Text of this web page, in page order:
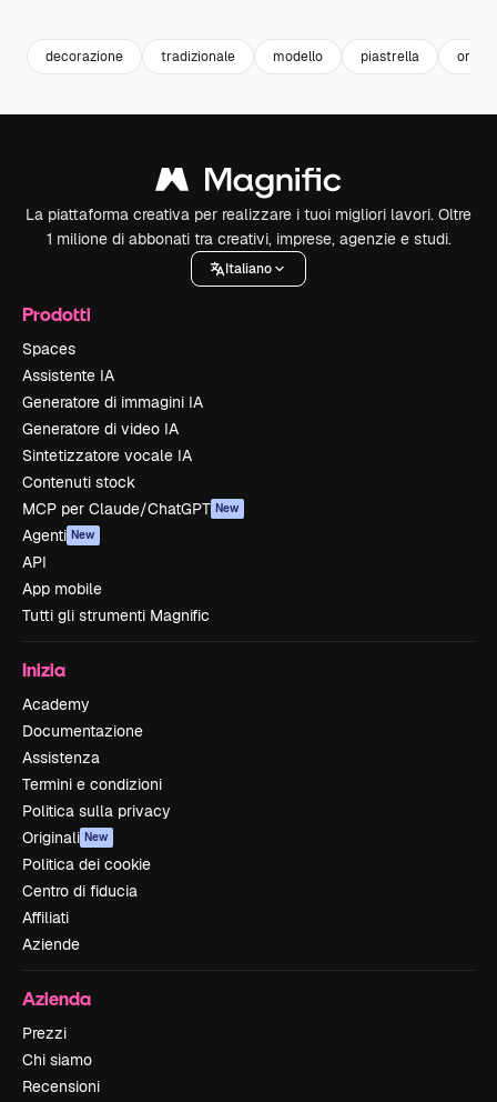
decorazione tradizionale modello piastrella
La piattaforma creativa per realizzare i tuoi migliori lavori. Oltre
1 milione di abbonati tra creativi, imprese, agenzie e studi.
Italiano
Prodotti
Spaces
Assistente IA
Generatore di immagini IA
Generatore di video IA
Sintetizzatore vocale IA
Contenuti stock
MCP per Claude/ChatGPT New
Agenti New
API
App mobile
Tutti gli strumenti Magnific
Inizia
Academy
Documentazione
Assistenza
Termini e condizioni
Politica sulla privacy
Originali New
Politica dei cookie
Centro di fiducia
Affiliati
Aziende
Azienda
Prezzi
Chi siamo
Recensioni